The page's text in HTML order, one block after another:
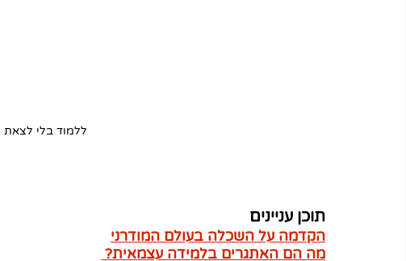
ללמוד בלי
תוכן עניינים
הקדמה על השכלה בעולם המודרני
מה הם האתגרים בלמידה עצמאית?